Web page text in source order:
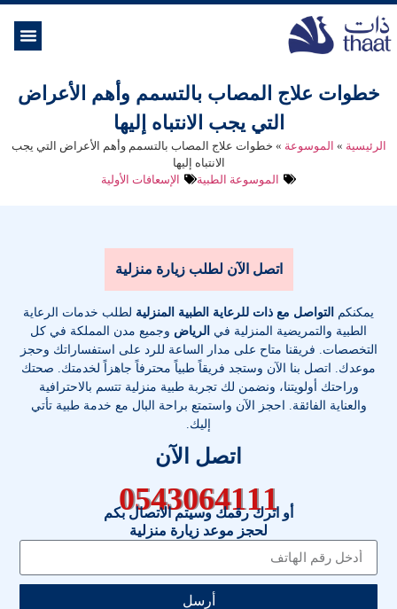
خطوات علاج المصاب بالتسمم وأهم الأعراض
التي يجب الانتباه إليها
الرئيسية » الموسوعة » خطوات علاج المصاب بالتسمم وأهم الأعراض التي يجب
الانتباه إليها
الموسوعة الطبية
الإسعافات الأولية
اتصل الآن لطلب زيارة منزلية
يمكنكم التواصل مع ذات للرعاية الطبية المنزلية لطلب خدمات الرعاية
الطبية والتمريضية المنزلية في الرياض وجميع مدن المملكة في كل
التخصصات . فريقنا متاح على مدار الساعة للرد على استفساراتك وحجز
موعدك. اتصل بنا الآن وستجد فريقاً طبياً محترفاً جاهزاً لخدمتك. صحتك
وراحتك أولويتنا، ونضمن لك تجربة طبية منزلية تتسم بالاحترافية
والعناية الفائقة. احجز الآن واستمتع براحة البال مع خدمة طبية تأتي
إليك.
اتصل الآن
0543064111
أو اترك رقمك وسيتم الاتصال بكم
لحجز موعد زيارة منزلية
أرسل